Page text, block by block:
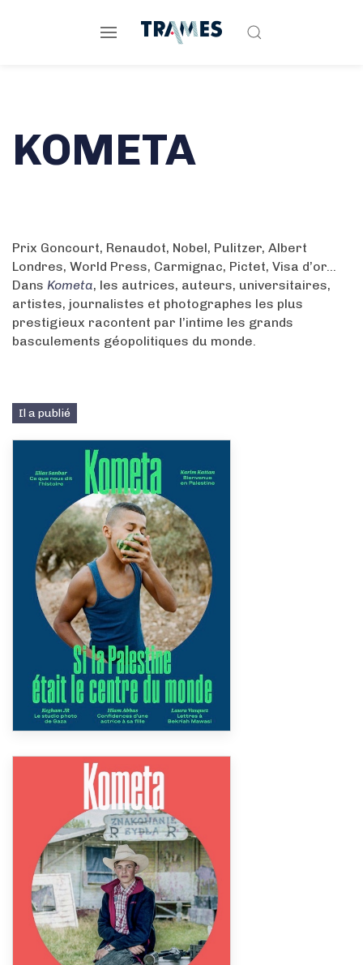
KOMETA
Prix Goncourt, Renaudot, Nobel, Pulitzer, Albert
Londres, World Press, Carmignac, Pictet, Visa d’or…
Dans Kometa, les autrices, auteurs, universitaires,
artistes, journalistes et photographes les plus
prestigieux racontent par l’intime les grands
basculements géopolitiques du monde.
Il a publié